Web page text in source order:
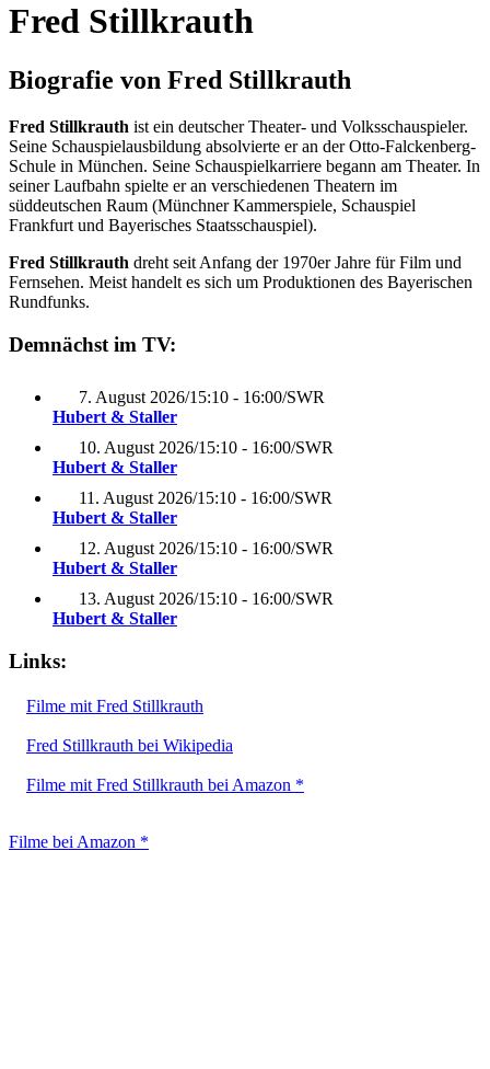
Fred Stillkrauth
Biografie von Fred Stillkrauth
Fred Stillkrauth ist ein deutscher Theater- und Volksschauspieler.
Seine Schauspielausbildung absolvierte er an der Otto-Falckenberg-
Schule in München. Seine Schauspielkarriere begann am Theater. In
seiner Laufbahn spielte er an verschiedenen Theatern im
süddeutschen Raum (Münchner Kammerspiele, Schauspiel
Frankfurt und Bayerisches Staatsschauspiel).
Fred Stillkrauth dreht seit Anfang der 1970er Jahre für Film und
Fernsehen. Meist handelt es sich um Produktionen des Bayerischen
Rundfunks.
Demnächst im TV:
7. August 2026/15:10 - 16:00/SWR
Hubert & Staller
10. August 2026/15:10 - 16:00/SWR
Hubert & Staller
11. August 2026/15:10 - 16:00/SWR
Hubert & Staller
12. August 2026/15:10 - 16:00/SWR
Hubert & Staller
13. August 2026/15:10 - 16:00/SWR
Hubert & Staller
Links:
Filme mit Fred Stillkrauth
Fred Stillkrauth bei Wikipedia
Filme mit Fred Stillkrauth bei Amazon *
Filme bei Amazon *